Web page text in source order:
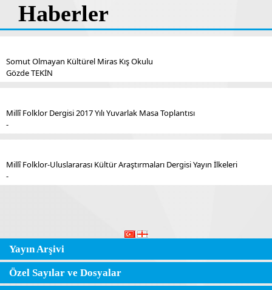
Haberler
Somut Olmayan Kültürel Miras Kış Okulu
Gözde TEKİN
Millî Folklor Dergisi 2017 Yılı Yuvarlak Masa Toplantısı
-
Millî Folklor-Uluslararası Kültür Araştırmaları Dergisi Yayın İlkeleri
-
Yayın Arşivi
Özel Sayılar ve Dosyalar